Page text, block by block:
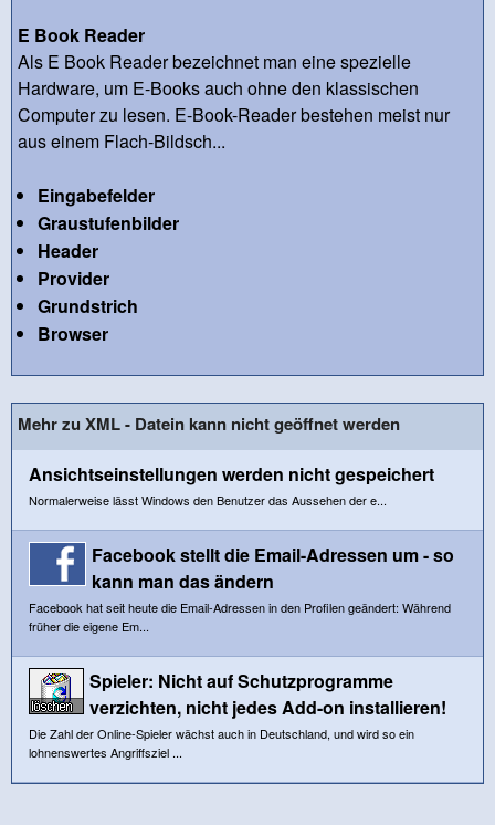
E Book Reader
Als E Book Reader bezeichnet man eine spezielle
Hardware, um E-Books auch ohne den klassischen
Computer zu lesen. E-Book-Reader bestehen meist nur
aus einem Flach-Bildsch...
Eingabefelder
Graustufenbilder
Header
Provider
Grundstrich
Browser
Mehr zu XML - Datein kann nicht geöffnet werden
Ansichtseinstellungen werden nicht gespeichert
Normalerweise lässt Windows den Benutzer das Aussehen der e...
Facebook stellt die Email-Adressen um - so
kann man das ändern
Facebook hat seit heute die Email-Adressen in den Profilen geändert: Während
früher die eigene Em...
Spieler: Nicht auf Schutzprogramme
verzichten, nicht jedes Add-on installieren!
Die Zahl der Online-Spieler wächst auch in Deutschland, und wird so ein
lohnenswertes Angriffsziel ...